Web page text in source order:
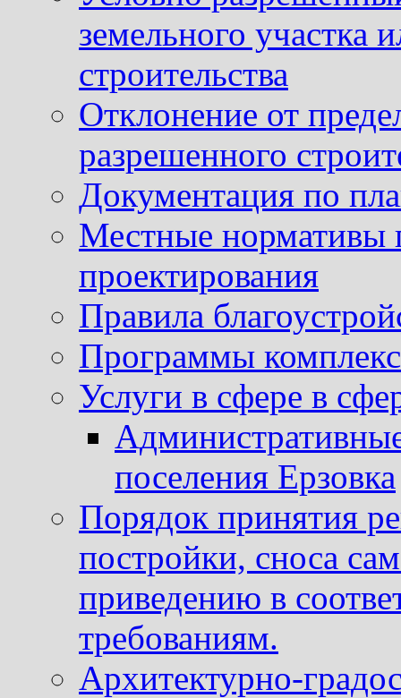
земельного участка
строительства
Отклонение от
разрешенного
Документация по
Местные нормативы
проектирования
Правила
Программы
Услуги в сфере в
поселения Ерзовка
Порядок принятия
постройки, сноса
приведению в
требованиям.
Архитектурно-